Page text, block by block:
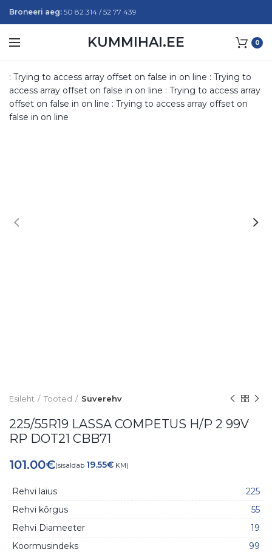
Broneeri aeg: 50 82 314 / 52 77 439
KUMMIHAI.EE 0
: Trying to access array offset on false in on line : Trying to
access array offset on false in on line : Trying to access array
offset on false in on line : Trying to access array offset on
false in on line
Esileht Tooted Suverehv
225/55R19 LASSA COMPETUS H/P 2 99V
RP DOT21 CBB71
101.00€(sisaldab 19.55€ KM)
Rehvi laius
225
Rehvi kõrgus
55
Rehvi Diameeter
19
Koormusindeks
99